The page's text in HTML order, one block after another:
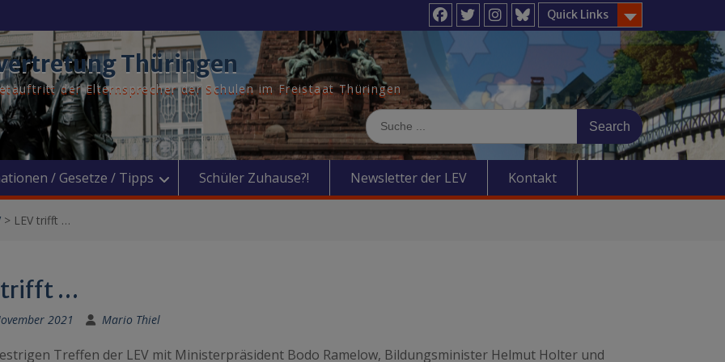
Quick Links
Facebook
TwitterInstagram
BlueSky
Thüringen
der Elternsprecher der Schulen im Freistaat Thüringen
Search
for:
/ Gesetze / Tipps Schüler Zuhause?! Newsletter der LEV Kontakt
> LEV trifft …
trifft …
2021 Mario Thiel
Treffen der LEV mit Ministerpräsident Bodo Ramelow, Bildungsminister Helmut Holter und